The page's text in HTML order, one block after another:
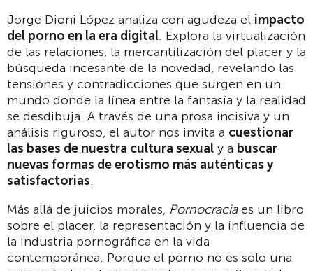
Jorge Dioni López analiza con agudeza el impacto
del porno en la era digital. Explora la virtualización
de las relaciones, la mercantilización del placer y la
búsqueda incesante de la novedad, revelando las
tensiones y contradicciones que surgen en un
mundo donde la línea entre la fantasía y la realidad
se desdibuja. A través de una prosa incisiva y un
análisis riguroso, el autor nos invita a cuestionar
las bases de nuestra cultura sexual y a buscar
nuevas formas de erotismo más auténticas y
satisfactorias.
Más allá de juicios morales, Pornocraciaes un libro
sobre el placer, la representación y la influencia de
la industria pornográfica en la vida
contemporánea. Porque el porno no es solo una